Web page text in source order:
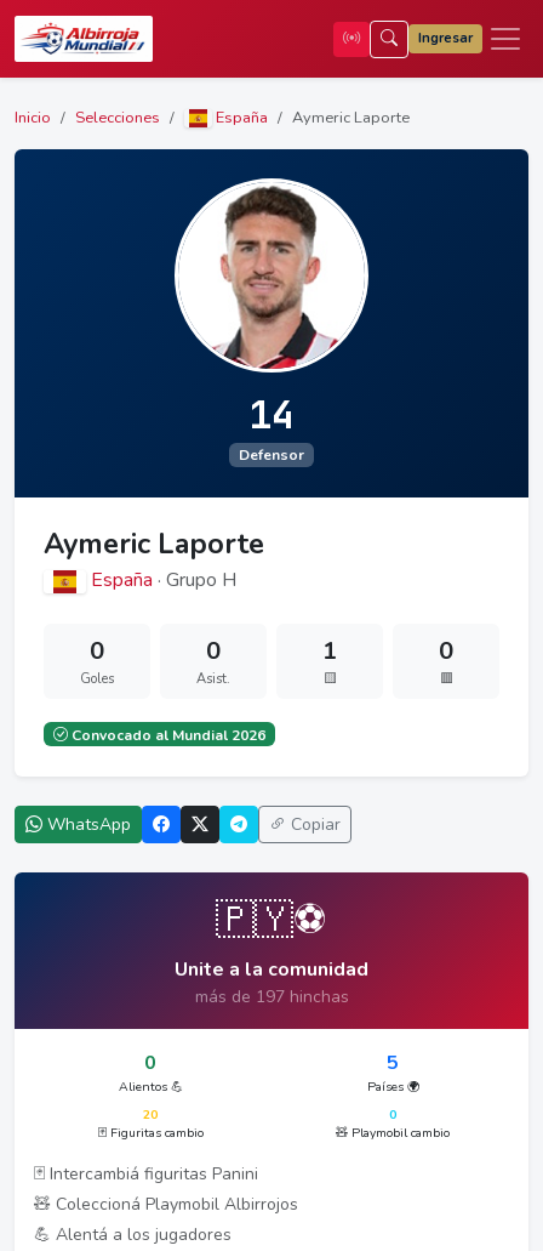
Ingresar
Inicio Selecciones España Aymeric Laporte
14
Defensor
Aymeric Laporte
España · Grupo H
0
Goles
0
Asist.
1
🟨
0
🟥
Convocado al Mundial 2026
WhatsApp Copiar
🇵🇾⚽
Unite a la comunidad
más de 197 hinchas
0
Alientos 💪
5
Países 🌍
20
🃏 Figuritas cambio
0
🧸 Playmobil cambio
🃏 Intercambiá figuritas Panini
🧸 Coleccioná Playmobil Albirrojos
💪 Alentá a los jugadores